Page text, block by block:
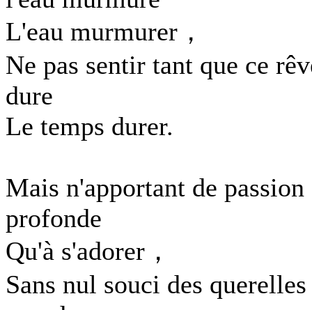
L'eau murmurer，
Ne pas sentir tant que ce
dure
Le temps durer.
Mais n'apportant de passion
profonde
Qu'à s'adorer，
Sans nul souci des